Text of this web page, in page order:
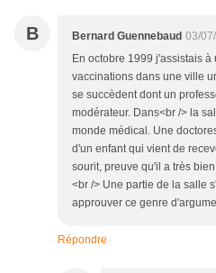
B Bernard Guennebaud 03/
En octobre 1999 j'assistais
vaccinations dans une ville
se succèdent dont un
modérateur. Dans<br /> la
monde médical. Une
d'un enfant qui vient de
sourit, preuve qu'il a très
<br /> Une partie de la salle
approuver ce genre
Répondre